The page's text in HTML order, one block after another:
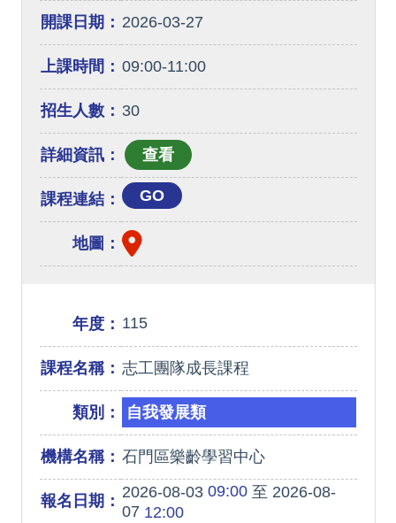
開課日期： 2026-03-27
上課時間： 09:00-11:00
招生人數： 30
詳細資訊：
課程連結： GO
地圖：
年度： 115
課程名稱： 志工團隊成長課程
類別： 自我發展類
機構名稱： 石門區樂齡學習中心
報名日期： 2026-08-0309:00至 2026-08-
07 12:00